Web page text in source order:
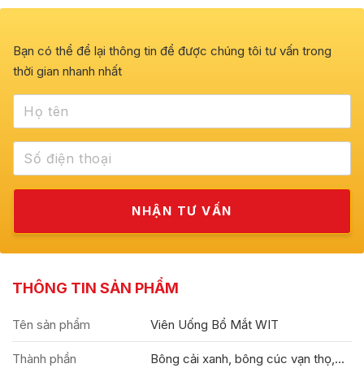
Bạn có thể để lại thông tin để được chúng tôi tư vấn trong
thời gian nhanh nhất
THÔNG TIN SẢN PHẨM
Tên sản phẩm Viên Uống Bổ Mắt WIT
Thành phần Bông cải xanh, bông cúc vạn thọ,...